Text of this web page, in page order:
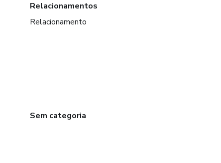
Relacionamentos
Relacionamento
Sem categoria